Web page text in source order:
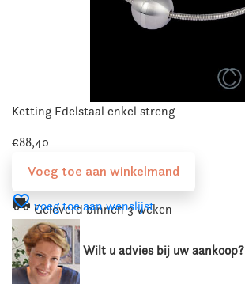
Ketting Edelstaal enkel streng
€88,40
Voeg toe aan winkelmand
favorite_border voeg toe aan wenslijst
local_shipping Geleverd binnen 3 weken
Wilt u advies bij uw aankoop?